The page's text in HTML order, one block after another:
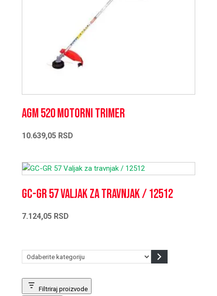
AGM 520 Motorni trimer
10.639,05 RSD
GC-GR 57 Valjak za travnjak / 12512
7.124,05 RSD
Odaberite
Filtriraj proizvode